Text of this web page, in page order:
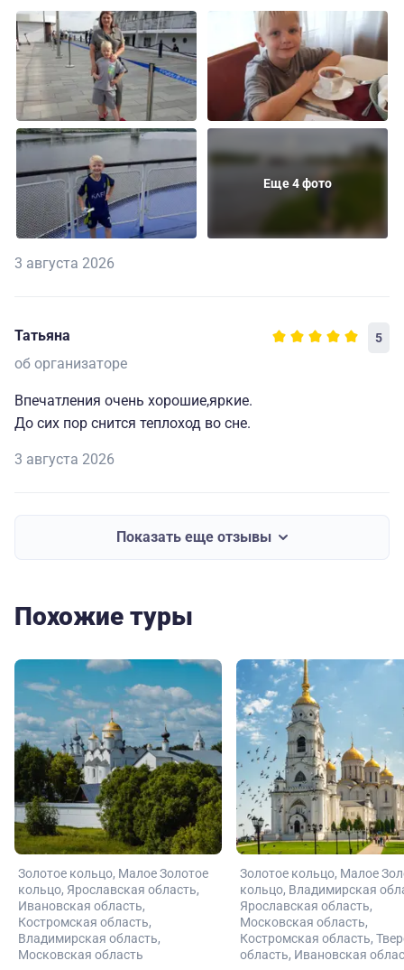
Еще 4 фото
3 августа 2026
Татьяна 5
об организаторе
Впечатления очень хорошие,яркие.
До сих пор снится теплоход во сне.
3 августа 2026
Показать еще отзывы
Похожие туры
Золотое кольцо Малое Золотое
кольцо Ярославская область
Ивановская область
Костромская область
Владимирская область
Московская область
Золотое кольцо Малое
кольцо Владимирская
Ярославская область
Московская область
Костромская область
область Ивановская